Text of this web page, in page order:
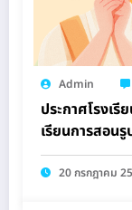
Admin
ประกาศโรงเ
เรียนการสอน
20 กรกฎาคม